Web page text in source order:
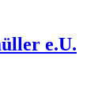
e.U.